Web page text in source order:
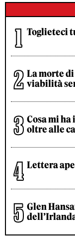
Toglieteci
La morte
viabilità
Cosa mi
oltre alle
Lettera
Glen